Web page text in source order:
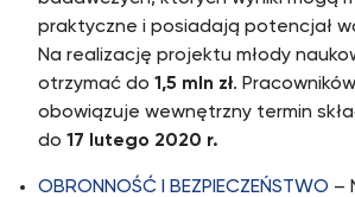
praktyczne i posiadają potencjał
Na realizację projektu młody
otrzymać do 1,5 mln zł.
obowiązuje wewnętrzny termin
do 17 lutego 2020 r.
OBRONNOŚĆ I BEZPIECZEŃSTWO –